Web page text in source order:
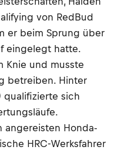
von RedBud
er beim Sprung über
eingelegt hatte.
Knie und musste
betreiben. Hinter
qualifizierte sich
angereisten Honda-
HRC-Werksfahrer